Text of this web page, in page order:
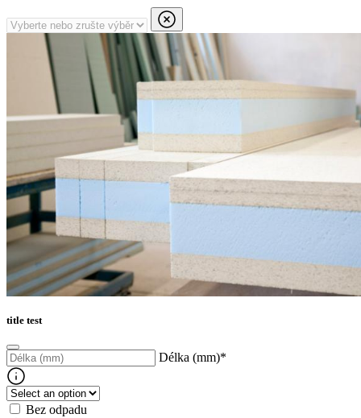
title test
Délka (mm)*
Bez odpadu